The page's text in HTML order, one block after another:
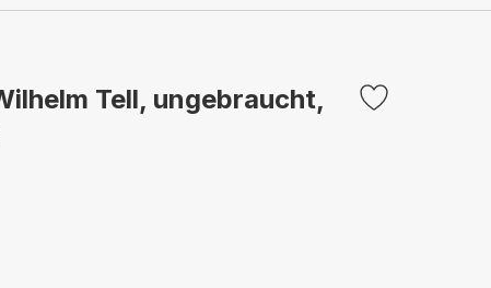
Tell, ungebraucht,